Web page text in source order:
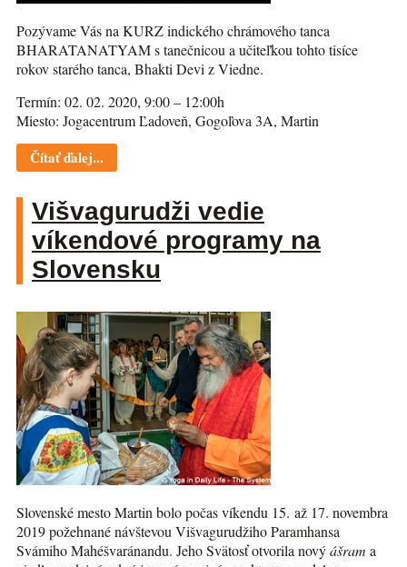
Pozývame Vás na KURZ indického chrámového tanca
BHARATANATYAM s tanečnicou a učiteľkou tohto tisíce
rokov starého tanca, Bhakti Devi z Viedne.
Termín: 02. 02. 2020, 9:00 – 12:00h
Miesto: Jogacentrum Ľadoveň, Gogoľova 3A, Martin
Čítať ďalej...
Višvagurudži vedie
víkendové programy na
Slovensku
Slovenské mesto Martin bolo počas víkendu 15. až 17. novembra
2019 požehnané návštevou Višvagurudžiho Paramhansa
Svámiho Mahéšvaránandu. Jeho Svätosť otvorila novýášram a